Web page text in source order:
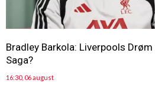
Bradley Barkola: Liverpools
Saga?
16:30, 06 august